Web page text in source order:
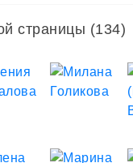
страницы (134)